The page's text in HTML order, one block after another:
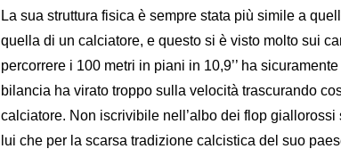
La sua struttura fisica è sempre stata più simile a
quella di un calciatore, e questo si è visto molto sui
percorrere i 100 metri in piani in 10,9’’ ha
bilancia ha virato troppo sulla velocità trascurando
calciatore. Non iscrivibile nell’albo dei flop giallorossi
lui che per la scarsa tradizione calcistica del suo